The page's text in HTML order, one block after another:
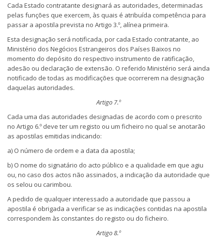
Cada Estado contratante designará as autoridades, determinadas
pelas funções que exercem, às quais é atribuída competência para
passar a apostila prevista no Artigo 3.º, alínea primeira.
Esta designação será notificada, por cada Estado contratante, ao
Ministério dos Negócios Estrangeiros dos Países Baixos no
momento do depósito do respectivo instrumento de ratificação,
adesão ou declaração de extensão. O referido Ministério será ainda
notificado de todas as modificações que ocorrerem na designação
daquelas autoridades.
Artigo 7.º
Cada uma das autoridades designadas de acordo com o prescrito
no Artigo 6.º deve ter um registo ou um ficheiro no qual se anotarão
as apostilas emitidas indicando:
a) O número de ordem e a data da apostila;
b) O nome do signatário do acto público e a qualidade em que agiu
ou, no caso dos actos não assinados, a indicação da autoridade que
os selou ou carimbou.
A pedido de qualquer interessado a autoridade que passou a
apostila é obrigada a verificar se as indicações contidas na apostila
correspondem às constantes do registo ou do ficheiro.
Artigo 8.º